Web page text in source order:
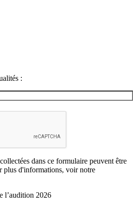
:
dans ce formulaire peuvent être
plus d'informations, voir notre
l’audition 2026